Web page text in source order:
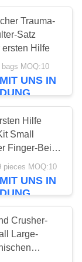
135
9
Trauma-
Satz
ersten Hilfe
MOQ:10
UNS IN
Hilfe
Small
Finger-Bein-
pieces MOQ:10
UNS IN
Crusher-
Large-